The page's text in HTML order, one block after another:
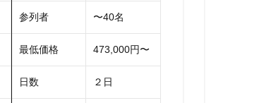
参列者 〜40名
最低価格 473,000円〜
日数 ２日